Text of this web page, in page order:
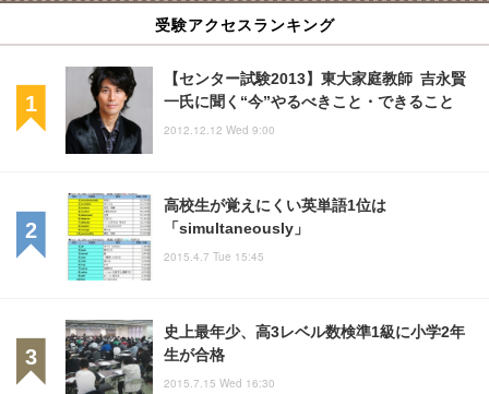
受験アクセスランキング
【センター試験2013】東大家庭教師 吉永賢
一氏に聞く“今”やるべきこと・できること
2012.12.12 Wed 9:00
高校生が覚えにくい英単語1位は
「simultaneously」
2015.4.7 Tue 15:45
史上最年少、高3レベル数検準1級に小学2年
生が合格
2015.7.15 Wed 16:30